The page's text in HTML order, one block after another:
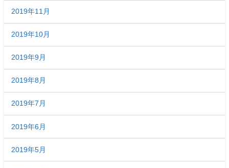
2019年11月
2019年10月
2019年9月
2019年8月
2019年7月
2019年6月
2019年5月